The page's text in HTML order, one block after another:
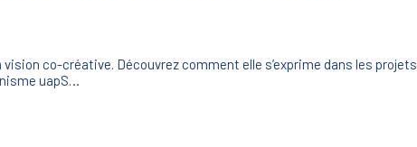
co-créative. Découvrez comment elle s’exprime dans les projets
uapS…